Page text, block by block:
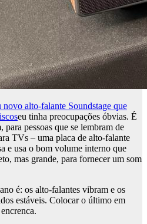
alto-falante Soundstage que
eu tinha preocupações óbvias. É
para pessoas que se lembram de
TVs – uma placa de alto-falante
e usa o bom volume interno que
mas grande, para fornecer um som
é: os alto-falantes vibram e os
estáveis. Colocar o último em